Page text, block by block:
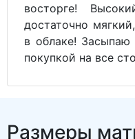
восторге!
достаточно
в облаке!
покупкой на все
Размеры